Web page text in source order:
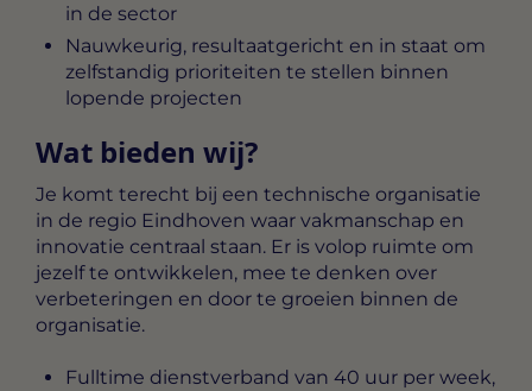
in de sector
Nauwkeurig, resultaatgericht en in staat om
zelfstandig prioriteiten te stellen binnen
lopende projecten
Wat bieden wij?
Je komt terecht bij een technische organisatie
in de regio Eindhoven waar vakmanschap en
innovatie centraal staan. Er is volop ruimte om
jezelf te ontwikkelen, mee te denken over
verbeteringen en door te groeien binnen de
organisatie.
Fulltime dienstverband van 40 uur per week,